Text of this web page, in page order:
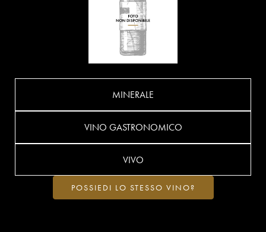
MINERALE
VINO GASTRONOMICO
VIVO
POSSIEDI LO STESSO VINO?